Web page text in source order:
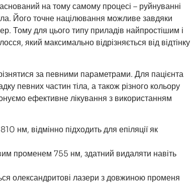
на тому самому процесі – руйнуванні
Його точне націлювання можливе завдяки
Тому для цього типу приладів найпростішим і
який максимально відрізняється від відтінку
за певними параметрами. Для пацієнта
певних частин тіла, а також різного кольору
ефективне лікування з використанням
нм, відмінно підходить для епіляції як
променем 755 нм, здатний видаляти навіть
олександритові лазери з довжиною променя